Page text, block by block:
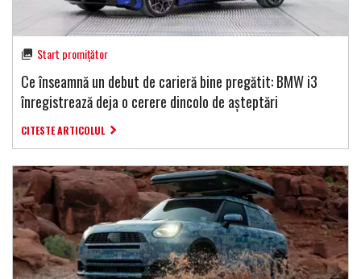
Start promițător
Ce înseamnă un debut de carieră bine pregătit: BMW i3
înregistrează deja o cerere dincolo de așteptări
CITESTE ARTICOLUL